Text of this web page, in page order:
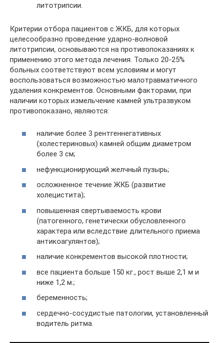
литотрипсии.
Критерии отбора пациентов с ЖКБ, для которых
целесообразно проведение ударно-волновой
литотрипсии, основываются на противопоказаниях к
применению этого метода лечения. Только 20-25%
больных соответствуют всем условиям и могут
воспользоваться возможностью малотравматичного
удаления конкрементов. Основными факторами, при
наличии которых измельчение камней ультразвуком
противопоказано, являются:
наличие более 3 рентгеннегативных
(холестериновых) камней общим диаметром
более 3 см;
нефункционирующий желчный пузырь;
осложненное течение ЖКБ (развитие
холецистита);
повышенная свертываемость крови
(патогенного, генетически обусловленного
характера или вследствие длительного приема
антикоагулянтов);
наличие конкрементов высокой плотности;
все пациента больше 150 кг., рост выше 2,1 м и
ниже 1,2 м.;
беременность;
сердечно-сосудистые патологии, установленный
водитель ритма.